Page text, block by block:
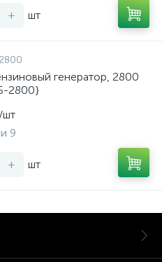
+ шт
генератор, 2800
2800}
/шт
9
+ шт